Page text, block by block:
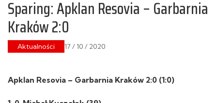
Sparing: Apklan Resovia – Garbarnia
Kraków 2:0
Aktualności 17 / 10 / 2020
Apklan Resovia – Garbarnia Kraków 2:0 (1:0)